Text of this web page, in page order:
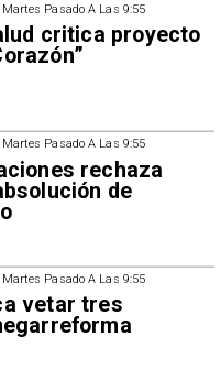
Martes Pasado A Las 9:55
critica proyecto
Martes Pasado A Las 9:55
rechaza
de
Martes Pasado A Las 9:55
vetar tres